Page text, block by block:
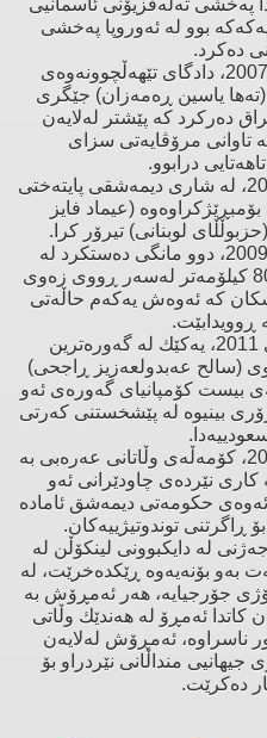
بوو لە ئەوروپا پەخشی
دەكرد.
- ڕۆژی 12ی شوباتی ساڵی 2007، دادگای تێهەڵچوونەوەی
یاسین ڕەمەزان) جێگری
دەركرد كە پێشتر لەلایەن
تاوانی مرۆڤایەتی سزای
درابوو.
- ڕۆژی 12ی شوباتی ساڵی 2008، لە شاری دیمەشقی پایتەختی
(عیماد فایز
لوبنانی) تیرۆر كرا.
- ڕۆژی 12ی شوباتی ساڵی 2009، دوو مانگی دەستكرد لە
بۆشایی ئاسماندا ‌و بە بەرزایی 800 كیلۆمەتر لەسەر ڕووی زەوی
كە ئەوەش یەكەم حاڵەتی
ڕوویدابێت.
- ڕۆژی 12ی شوباتی ساڵی 2011، یەكێك لە گەورەترین
(سالح عەبدولعەزیز ڕاجحی)
بیست كۆمپانیای گەورەی ئەو
بینیوە لە پێشخستنی كەرتی
- ڕۆژی 12ی شوباتی ساڵی 2012، كۆمەڵەی وڵاتانی عەرەبی بە
نێردەی چاودێرانی ئەو
ئەوەی حكومەتی دیمەشق ئامادە
ڕاگرتنی توندوتیژییەكان.
لە دایكبوونی لینكۆڵن لە
بەو بۆنەیەوە ڕێكدەخرێت، لە
جۆرجیایە، هەر ئەمڕۆش بە
كاتدا ئەمڕۆ لە هەندێك وڵاتی
ناسراوە، ئەمڕۆش لەلایەن
منداڵانی نێردراو بۆ
دەكرێت.